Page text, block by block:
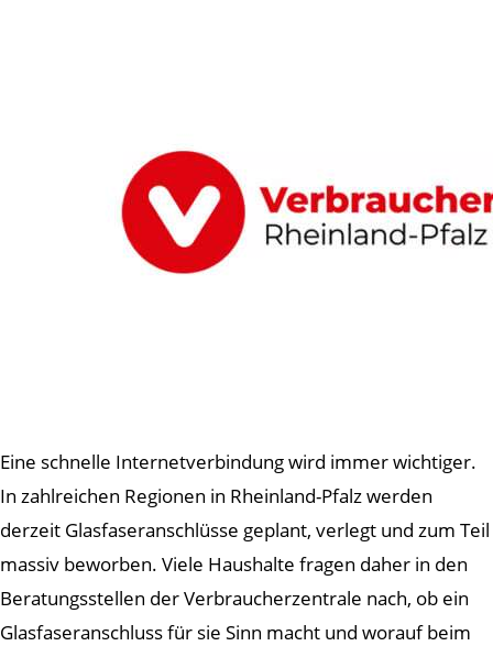
Eine schnelle Internetverbindung wird immer wichtiger.
In zahlreichen Regionen in Rheinland-Pfalz werden
derzeit Glasfaseranschlüsse geplant, verlegt und zum Teil
massiv beworben. Viele Haushalte fragen daher in den
Beratungsstellen der Verbraucherzentrale nach, ob ein
Glasfaseranschluss für sie Sinn macht und worauf beim